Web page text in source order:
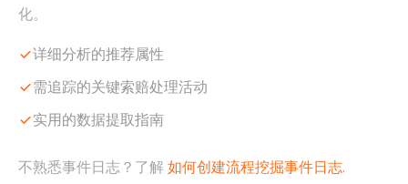
化。
详细分析的推荐属性
需追踪的关键索赔处理活动
实用的数据提取指南
不熟悉事件日志？了解如何创建流程挖掘事件日志.